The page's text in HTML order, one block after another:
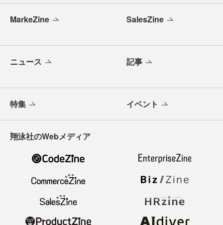
MarkeZine SalesZine
ニュース 記事
特集 イベント
翔泳社のWebメディア